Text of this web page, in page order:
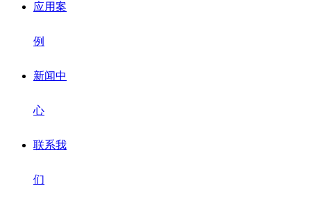
应用案
例
新闻中
心
联系我
们